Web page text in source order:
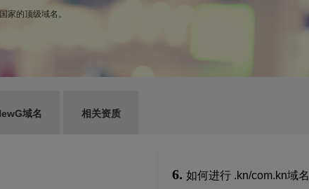
家的顶级域名。
域名 相关资质
6. 如何进行 .kn/com.kn域